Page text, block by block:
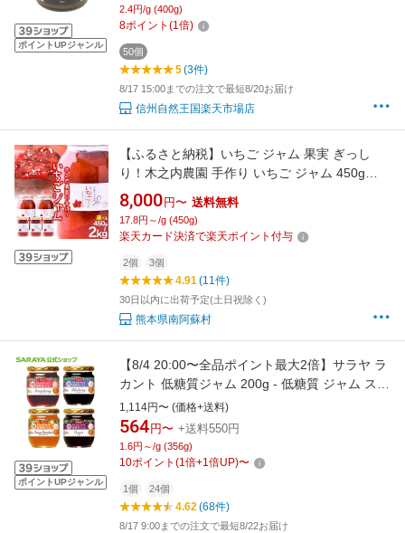
ポイントUPジャンル
2.4円/g (400g)
8ポイント (1倍)
50個
5(3件)
8/17 15:00までの注文で最短8/20お届け
信州自然王国楽天市場店
【ふるさと納税】いちご ジャム 果実 ぎっし
り！木之内農園 手作り いちご ジャム 450g
(150g×3本）2kg（1kg×2本）《30日以内に出荷
予定(土日祝を除く)》 熊本 県 南 阿蘇 村 イチゴ
苺 減農薬 大粒 小分け
8,000 円〜 送料無料
17.8円～/g (450g)
楽天カード決済で楽天ポイント付与
2個 3個
4.91(11件)
30日以内に出荷予定(土日祝除く)
熊本県南阿蘇村
ポイントUPジャンル
【8/4 20:00〜全品ポイント最大2倍】サラヤ ラ
カント 低糖質ジャム 200g - 低糖質 ジャム スト
ロベリージャム 糖質コントロール ロカボ 糖質
制限 糖質オフ 糖質カット 砂糖不使用 ラカント
ジャム らかんと ロカボ食品 saraya サラヤ公式
ショップ
1,114円〜 (価格+送料)
564 円〜 +送料550円
1.6円～/g (356g)
10ポイント (1倍+1倍UP)〜
1個 24個
4.62(68件)
8/17 9:00までの注文で最短8/22お届け